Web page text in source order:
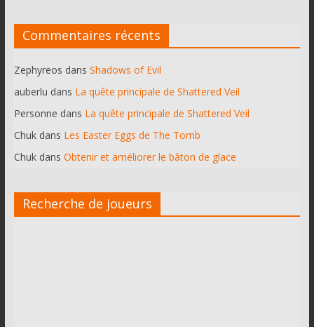
Commentaires récents
Zephyreos dans Shadows of Evil
auberlu dans La quête principale de Shattered Veil
Personne dans La quête principale de Shattered Veil
Chukdans Les Easter Eggs de The Tomb
Chukdans Obtenir et améliorer le bâton de glace
Recherche de joueurs